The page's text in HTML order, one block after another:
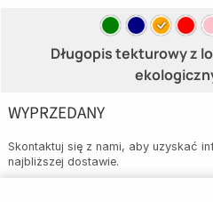
Długopis tekturowy z
WYPRZEDANY
Skontaktuj się z nami, aby uzyskać
najbliższej dostawie.